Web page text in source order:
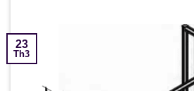
23
Th3